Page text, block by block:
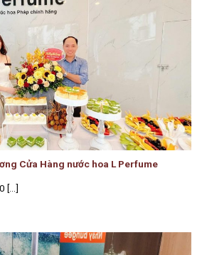
Cửa Hàng nước hoa L Perfume
[...]